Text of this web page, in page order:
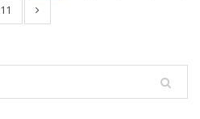
11